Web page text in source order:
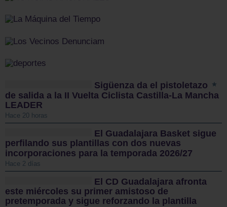
Sigüenza da el pistoletazo
de salida a la II Vuelta Ciclista Castilla-La Mancha
LEADER
Hace 20 horas
El Guadalajara Basket sigue
perfilando sus plantillas con dos nuevas
incorporaciones para la temporada 2026/27
Hace 2 días
El CD Guadalajara afronta
este miércoles su primer amistoso de
pretemporada y sigue reforzando la plantilla